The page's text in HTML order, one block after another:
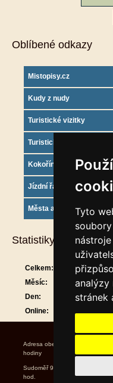
Tyto
analýzy
stránek
Oblíbené odkazy
Mistopisy.cz
Kudy z nudy
Turistické vizitky
Turistický deník
Kokořínsko info
Jízdní řády
Města a obce
Statistiky
Online:
Celkem:
908874
Měsíc:
29640
Den:
Adresa obecního
hodiny
Sudoměř 9
hod.